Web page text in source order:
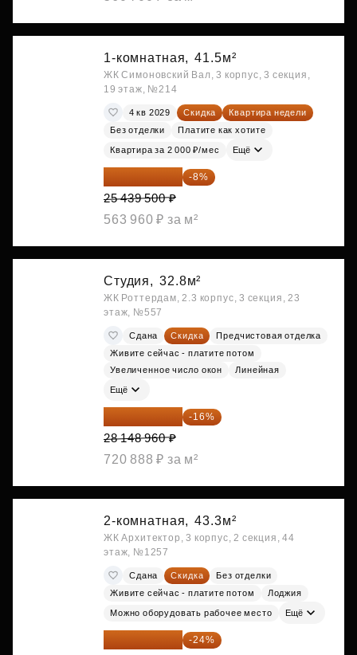
1-комнатная, 41.5м²
ЖК Симоновский Вал, 3 корпус, 3 секция,
19 этаж, №214
4 кв 2029 Скидка
Квартира недели
Без отделки
Платите как хотите
Квартира за 2 000 ₽/мес Ещё
23 404 340 ₽ -8%
25 439 500 ₽
563 960 ₽ за м²
Студия, 32.8м²
ЖК Роттердам, 2.3 корпус, 3 секция, 23
этаж, №557
Сдана Скидка
Предчистовая отделка
Живите сейчас - платите потом
Увеличенное число окон
Линейная
Ещё
23 645 126 ₽ -16%
28 148 960 ₽
720 888 ₽ за м²
2-комнатная, 43.3м²
ЖК Архитектор, 3 корпус, 2 секция, 44
этаж, №1257
Сдана Скидка
Без отделки
Живите сейчас - платите потом
Лоджия
Можно оборудовать рабочее место Ещё
24 845 540 ₽ -24%